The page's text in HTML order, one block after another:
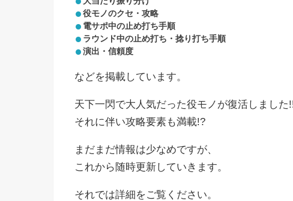
役モノのクセ・攻略
電サポ中の止め打ち手順
ラウンド中の止め打ち・捻り打ち手順
演出・信頼度
などを掲載しています。
天下一閃で大人気だった役モノが復活しました
それに伴い攻略要素も満載!?
まだまだ情報は少なめですが、
これから随時更新していきます。
それでは詳細をご覧ください。